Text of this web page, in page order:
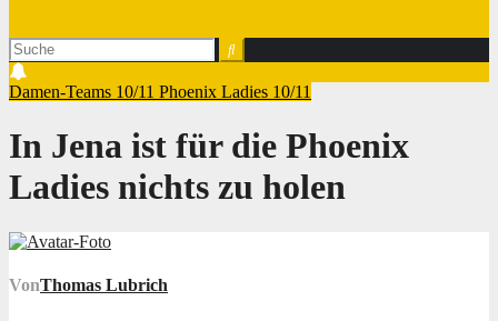
Damen-Teams 10/11 Phoenix Ladies 10/11
In Jena ist für die Phoenix
Ladies nichts zu holen
VonThomas Lubrich